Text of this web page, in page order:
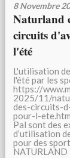
8 Novembre
Naturland
circuits
l'été
L'utilisation
l'été par les
https://
2025/11/
des-circuits-
pour-l-
Pal sont des
d’utilisation
pour des
NATURLAND